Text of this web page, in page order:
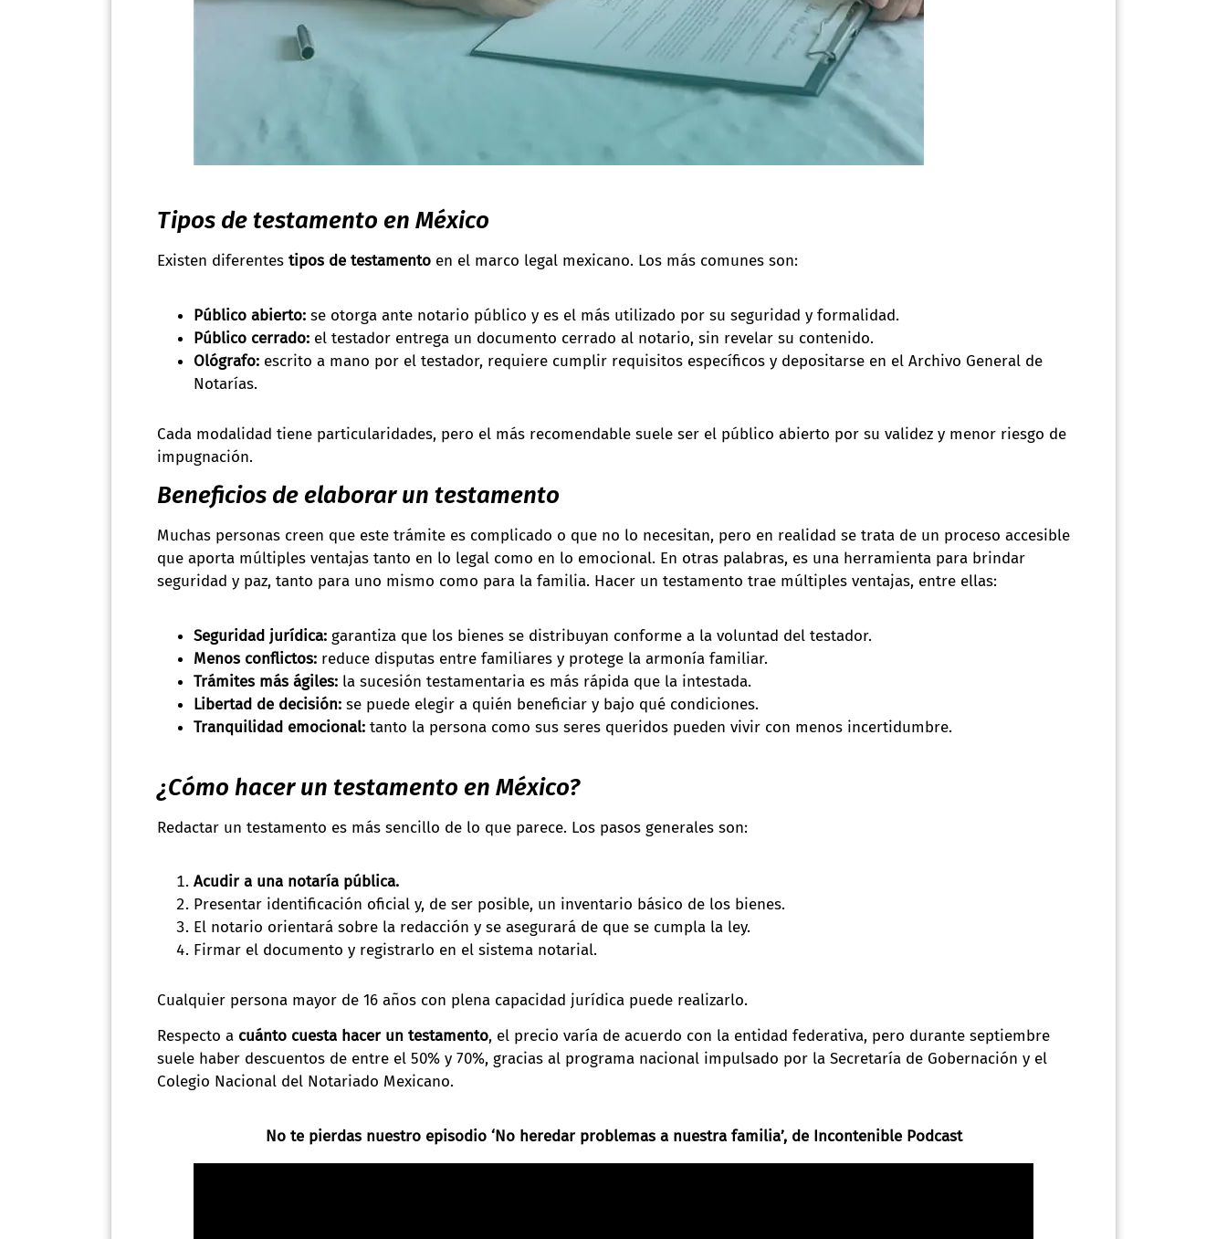
Tipos de testamento en México
Existen diferentes tipos de testamento en el marco legal mexicano. Los más comunes son:
Público abierto: se otorga ante notario público y es el más utilizado por su seguridad y formalidad.
Público cerrado: el testador entrega un documento cerrado al notario, sin revelar su contenido.
Ológrafo: escrito a mano por el testador, requiere cumplir requisitos específicos y depositarse en el Archivo General de
Notarías.
Cada modalidad tiene particularidades, pero el más recomendable suele ser el público abierto por su validez y menor riesgo de
impugnación.
Beneficios de elaborar un testamento
Muchas personas creen que este trámite es complicado o que no lo necesitan, pero en realidad se trata de un proceso accesible
que aporta múltiples ventajas tanto en lo legal como en lo emocional. En otras palabras, es una herramienta para brindar
seguridad y paz, tanto para uno mismo como para la familia. Hacer un testamento trae múltiples ventajas, entre ellas:
Seguridad jurídica: garantiza que los bienes se distribuyan conforme a la voluntad del testador.
Menos conflictos: reduce disputas entre familiares y protege la armonía familiar.
Trámites más ágiles: la sucesión testamentaria es más rápida que la intestada.
Libertad de decisión: se puede elegir a quién beneficiar y bajo qué condiciones.
Tranquilidad emocional: tanto la persona como sus seres queridos pueden vivir con menos incertidumbre.
¿Cómo hacer un testamento en México?
Redactar un testamento es más sencillo de lo que parece. Los pasos generales son:
Acudir a una notaría pública.
Presentar identificación oficial y, de ser posible, un inventario básico de los bienes.
El notario orientará sobre la redacción y se asegurará de que se cumpla la ley.
Firmar el documento y registrarlo en el sistema notarial.
Cualquier persona mayor de 16 años con plena capacidad jurídica puede realizarlo.
Respecto a cuánto cuesta hacer un testamento, el precio varía de acuerdo con la entidad federativa, pero durante septiembre
suele haber descuentos de entre el 50% y 70%, gracias al programa nacional impulsado por la Secretaría de Gobernación y el
Colegio Nacional del Notariado Mexicano.
No te pierdas nuestro episodio ‘No heredar problemas a nuestra familia’, de Incontenible Podcast